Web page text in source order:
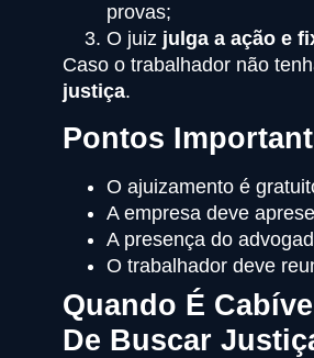
provas;
O juiz julga a ação e
Caso o trabalhador não
justiça.
Pontos
O ajuizamento é
A empresa deve
A presença do
O trabalhador deve
Quando É
De Buscar